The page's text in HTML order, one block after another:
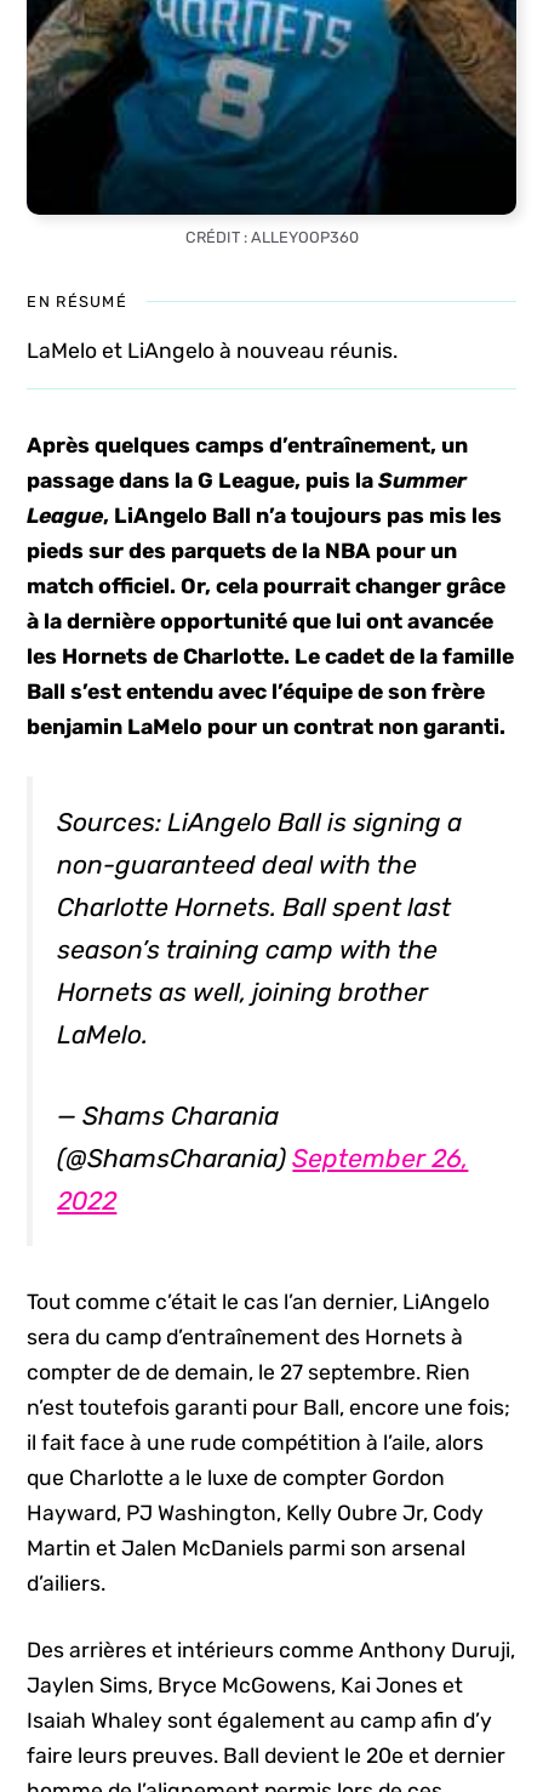
CRÉDIT : ALLEYOOP360
EN RÉSUMÉ
LaMelo et LiAngelo à nouveau réunis.
Après quelques camps d’entraînement, un
passage dans la G League, puis laSummer
League, LiAngelo Ball n’a toujours pas mis les
pieds sur des parquets de la NBA pour un
match officiel. Or, cela pourrait changer grâce
à la dernière opportunité que lui ont avancée
les Hornets de Charlotte. Le cadet de la famille
Ball s’est entendu avec l’équipe de son frère
benjamin LaMelo pour un contrat non garanti.
Sources: LiAngelo Ball is signing a
non-guaranteed deal with the
Charlotte Hornets. Ball spent last
season’s training camp with the
Hornets as well, joining brother
LaMelo.
— Shams Charania
(@ShamsCharania)September 26,
2022
Tout comme c’était le cas l’an dernier, LiAngelo
sera du camp d’entraînement des Hornets à
compter de de demain, le 27 septembre. Rien
n’est toutefois garanti pour Ball, encore une fois;
il fait face à une rude compétition à l’aile, alors
que Charlotte a le luxe de compter Gordon
Hayward, PJ Washington, Kelly Oubre Jr, Cody
Martin et Jalen McDaniels parmi son arsenal
d’ailiers.
Des arrières et intérieurs comme Anthony Duruji,
Jaylen Sims, Bryce McGowens, Kai Jones et
Isaiah Whaley sont également au camp afin d’y
faire leurs preuves. Ball devient le 20e et dernier